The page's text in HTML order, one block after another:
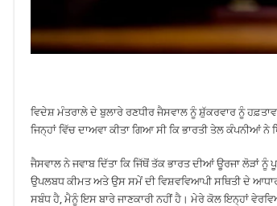
ਵਿਦੇਸ਼ ਮੰਤਰਾਲੇ ਦੇ ਬੁਲਾਰੇ ਰਣਧੀਰ ਜੈਸਵਾਲ ਨੂੰ ਸ਼ੁੱਕਰਵਾਰ ਨੂੰ
ਜਿਨ੍ਹਾਂ ਵਿੱਚ ਦਾਅਵਾ ਕੀਤਾ ਗਿਆ ਸੀ ਕਿ ਭਾਰਤੀ ਤੇਲ ਕੰਪਨੀਆਂ
ਜੈਸਵਾਲ ਨੇ ਜਵਾਬ ਦਿੱਤਾ ਕਿ ਜਿੱਥੋਂ ਤੱਕ ਭਾਰਤ ਦੀਆਂ ਊਰਜਾ ਲੋੜਾਂ ਨੂੰ
ਉਪਲਬਧ ਕੀਮਤ ਅਤੇ ਉਸ ਸਮੇਂ ਦੀ ਵਿਸ਼ਵਵਿਆਪੀ ਸਥਿਤੀ ਦੇ
ਸਬੰਧ ਹੈ, ਮੈਨੂੰ ਇਸ ਬਾਰੇ ਜਾਣਕਾਰੀ ਨਹੀਂ ਹੈ। ਮੇਰੇ ਕੋਲ ਇਨ੍ਹਾਂ ਵੇਰਵਿਆਂ